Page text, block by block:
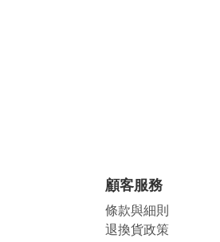
顧客服務
條款與細則
退換貨政策